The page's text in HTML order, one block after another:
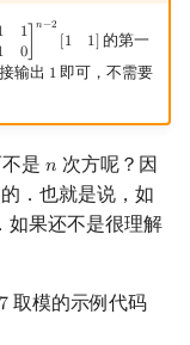
1
0
𝑛−2
[1 1]
1 0] 11]
的第一
输出 1
1 即可，不需要
不是𝑛
n 次方呢？因
．也就是说，如
如果还不是很理解
7 取模的示例代码